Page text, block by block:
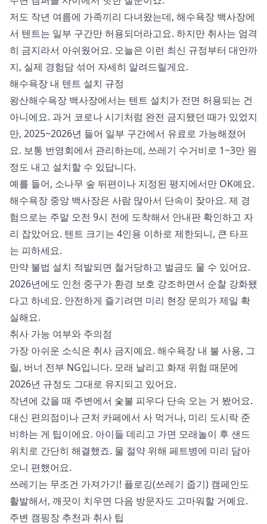
저도 작년 여름에 가족끼리 다녀왔는데, 해수욕장 백사장에
서 텐트는 일부 구간만 허용되더라고요. 하지만 취사는 엄격
히 금지라서 아쉬웠어요. 오늘은 이런 최신 규정부터 대안까
지, 실제 경험담 섞어 자세히 알려드릴게요.
해수욕장 내 텐트 설치 규정
왕산해수욕장 백사장에서는 텐트 설치가 전면 허용되는 건
아니에요. 과거 코로나 시기처럼 완전 금지됐던 때가 있었지
만, 2025~2026년 들어 일부 구간에서 유료로 가능해졌어
요. 보통 번영회에서 관리하는데, 쓰레기 수거비로 1~3만 원
정도 내고 설치할 수 있답니다.
예를 들어, 소나무 숲 뒤편이나 지정된 평지에서만 OK예요.
해수욕장 중앙 백사장은 사람 많아서 단속이 잦아요. 제 경
험으로는 주말 오전 9시 전에 도착해서 안내판 확인하고 자
리 잡았어요. 텐트 크기는 4인용 이하로 제한되니, 큰 타프
는 피하세요.
만약 불법 설치 적발되면 철거당하고 벌금도 물 수 있어요.
2026년에도 인천 중구가 환경 보호 강조하면서 순찰 강화됐
다고 하네요. 안전하게 즐기려면 미리 현장 문의가 제일 확
실해요.
취사 가능 여부와 주의점
가장 아쉬운 소식은 취사 금지예요. 해수욕장 내 불 사용, 그
릴, 버너 전부 NG입니다. 모래 날리고 화재 위험 때문에
2026년 규정도 그대로 유지되고 있어요.
작년에 갔을 때 주변에서 숯불 피우다 단속 오는 거 봤어요.
대신 편의점이나 근처 카페에서 사 먹거나, 미리 도시락 준
비하는 게 팁이에요. 아이들 데리고 가면 모래놀이 후 샌드
위치로 간단히 해결했죠. 물 절약 위해 페트병에 미리 담아
오니 편했어요.
쓰레기는 무조건 가져가기! 플로깅(쓰레기 줍기) 캠페인도
활발해서, 깨끗이 치우면 다음 방문자도 고마워할 거예요.
주변 캠핑장 추천과 취사 팁